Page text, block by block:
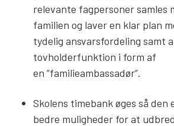
relevante fagpersoner samles
familien og laver en klar plan
tydelig ansvarsfordeling samt
tovholderfunktion i form af
en ”familieambassadør”.
Skolens timebank øges så den
bedre muligheder for at